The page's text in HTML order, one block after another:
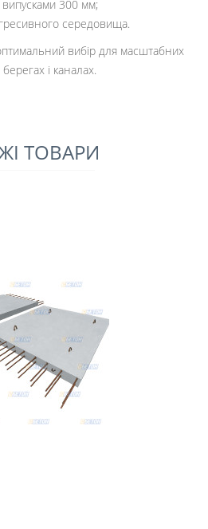
випусками 300 мм;
середовища.
вибір для масштабних
і каналах.
ТОВАРИ